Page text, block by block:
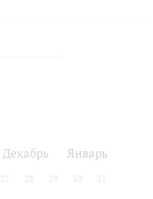
Декабрь Январь
27 28 29 30 31